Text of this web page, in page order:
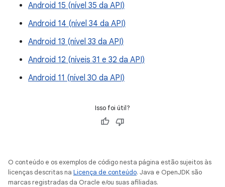
Android 15 (nível 35 da API)
Android 14 (nível 34 da API)
Android 13 (nível 33 da API)
Android 12 (níveis 31 e 32 da API)
Android 11 (nível 30 da API)
Isso foi útil?
O conteúdo e os exemplos de código nesta página estão sujeitos às
licenças descritas na Licença de conteúdo. Java e OpenJDK são
marcas registradas da Oracle e/ou suas afiliadas.